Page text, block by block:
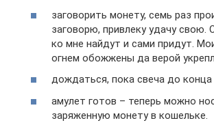
заговорить монету, семь раз
заговорю, привлеку удачу свою.
ко мне найдут и сами придут.
огнем обожжены да верой
дождаться, пока свеча до конца
амулет готов – теперь можно
заряженную монету в кошельке.